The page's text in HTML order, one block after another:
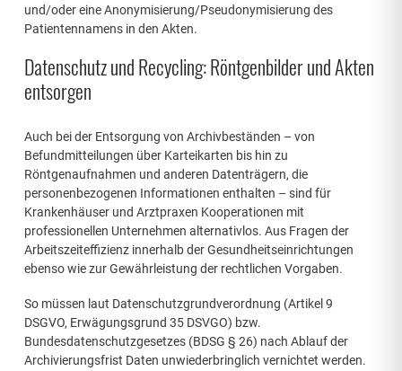
und/oder eine Anonymisierung/Pseudonymisierung des
Patientennamens in den Akten.
Datenschutz und Recycling: Röntgenbilder und Akten
entsorgen
Auch bei der Entsorgung von Archivbeständen – von
Befundmitteilungen über Karteikarten bis hin zu
Röntgenaufnahmen und anderen Datenträgern, die
personenbezogenen Informationen enthalten – sind für
Krankenhäuser und Arztpraxen Kooperationen mit
professionellen Unternehmen alternativlos. Aus Fragen der
Arbeitszeiteffizienz innerhalb der Gesundheitseinrichtungen
ebenso wie zur Gewährleistung der rechtlichen Vorgaben.
So müssen laut Datenschutzgrundverordnung (Artikel 9
DSGVO, Erwägungsgrund 35 DSVGO) bzw.
Bundesdatenschutzgesetzes (BDSG § 26) nach Ablauf der
Archivierungsfrist Daten unwiederbringlich vernichtet werden.